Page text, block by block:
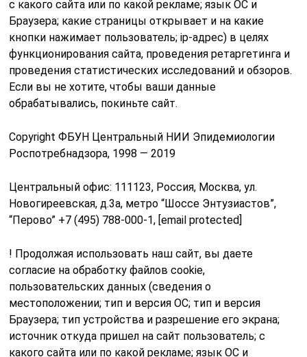
с какого сайта или по какой рекламе; язык ОС и
Браузера; какие страницы открывает и на какие
кнопки нажимает пользователь; ip-адрес) в целях
функционирования сайта, проведения ретаргетинга и
проведения статистических исследований и обзоров.
Если вы не хотите, чтобы ваши данные
обрабатывались, покиньте сайт.
Copyright ФБУН Центральный НИИ Эпидемиологии
Роспотребнадзора, 1998 — 2019
Центральный офис: 111123, Россия, Москва, ул.
Новогиреевская, д.3а, метро “Шоссе Энтузиастов”,
“Перово” +7 (495) 788-000-1, [email protected]
! Продолжая использовать наш сайт, вы даете
согласие на обработку файлов cookie,
пользовательских данных (сведения о
местоположении; тип и версия ОС; тип и версия
Браузера; тип устройства и разрешение его экрана;
источник откуда пришел на сайт пользователь; с
какого сайта или по какой рекламе; язык ОС и